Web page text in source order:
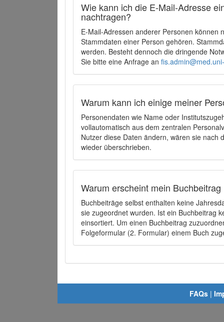
Wie kann ich die E-Mail-Adresse
nachtragen?
E-Mail-Adressen anderer Personen können
Stammdaten einer Person gehören.
werden. Besteht dennoch die dringende
Sie bitte eine Anfrage an
Warum kann ich einige meiner
Personendaten wie Name oder
vollautomatisch aus dem zentralen
Nutzer diese Daten ändern, wären sie
wieder überschrieben.
Warum erscheint mein
Buchbeiträge selbst enthalten keine
sie zugeordnet wurden. Ist ein Buchbeitrag
einsortiert. Um einen Buchbeitrag
Folgeformular (2. Formular) einem Buch
FAQs |